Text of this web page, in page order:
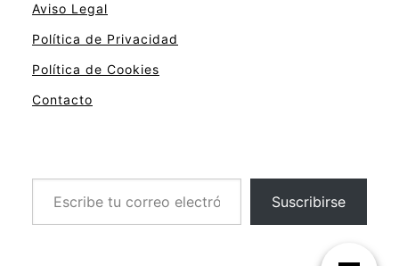
Aviso Legal
Política de Privacidad
Política de Cookies
Contacto
Escribe tu correo electrónico…
Suscribirse